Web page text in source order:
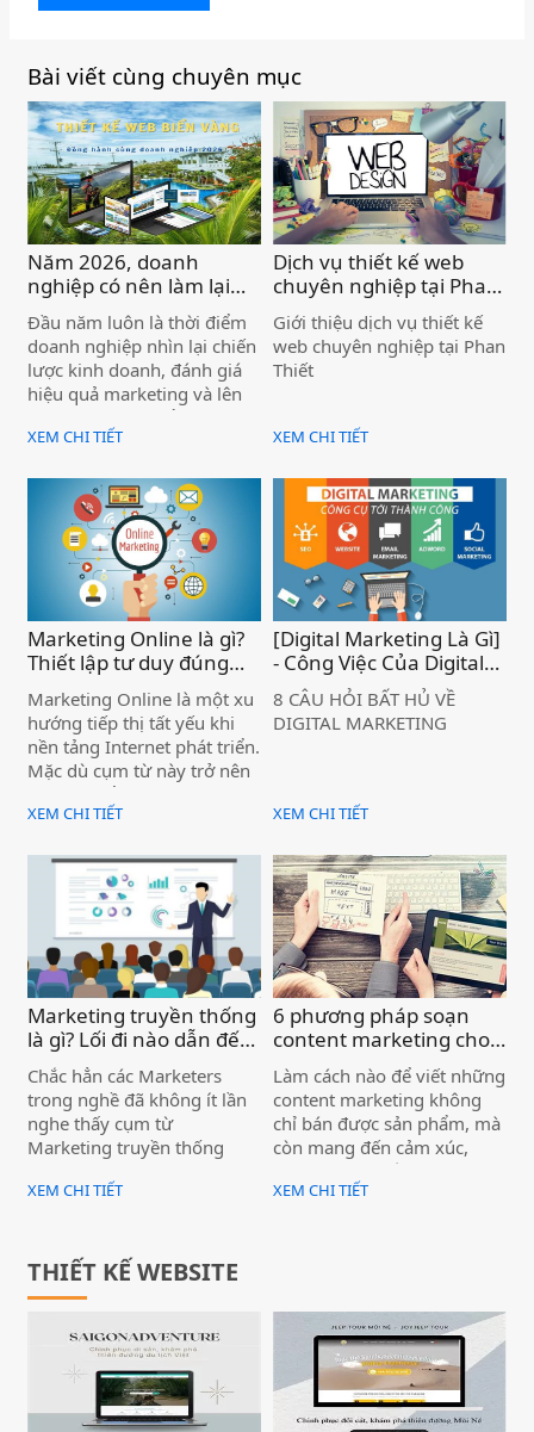
Bài viết cùng chuyên mục
Năm 2026, doanh
nghiệp có nên làm lại
website không? Xu
hướng thiết kế website
mới nhất. )
Đầu năm luôn là thời điểm
doanh nghiệp nhìn lại chiến
lược kinh doanh, đánh giá
hiệu quả marketing và lên
kế hoạch phát triển cho cả
năm. Tuy nhiên, có một câu
nghiệp đang băn khoăn:
XEM CHI TIẾT
Dịch vụ thiết kế web
chuyên nghiệp tại Phan
Thiết )
Giới thiệu dịch vụ thiết kế
web chuyên nghiệp tại Phan
Thiết
XEM CHI TIẾT
Marketing Online là gì?
Thiết lập tư duy đúng
đắn về Marketing
Online )
Marketing Online là một xu
hướng tiếp thị tất yếu khi
nền tảng Internet phát triển.
Mặc dù cụm từ này trở nên
cực kỳ phổ biến trong thế
giới kinh doanh.
XEM CHI TIẾT
[Digital Marketing Là Gì]
- Công Việc Của Digital
Marketing )
8 CÂU HỎI BẤT HỦ VỀ
DIGITAL MARKETING
XEM CHI TIẾT
Marketing truyền thống
là gì? Lối đi nào dẫn đến
thành công? )
Chắc hẳn các Marketers
trong nghề đã không ít lần
nghe thấy cụm từ
Marketing truyền thống
hưởng của nó đến
truyền thống chính là “gốc
khóa cho nhiều sự sáng tạo
sau này. Vậy Marketing
truyền thống là gì? Hình
thức Marketing này liệu có
XEM CHI TIẾT
6 phương pháp soạn
content marketing cho
người không giỏi viết )
Làm cách nào để viết những
content marketing không
chỉ bán được sản phẩm, mà
còn mang đến cảm xúc,
mong muốn gắn kết với
thương hiệu và doanh
XEM CHI TIẾT
THIẾT KẾ WEBSITE